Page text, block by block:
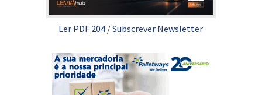
Ler PDF 204 /Subscrever Newsletter